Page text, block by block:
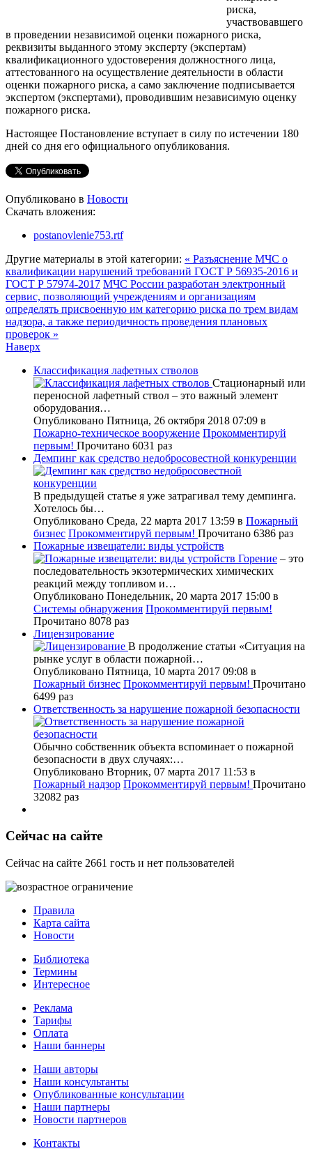
риска,
участвовавшего
в проведении независимой оценки пожарного риска,
реквизиты выданного этому эксперту (экспертам)
квалификационного удостоверения должностного лица,
аттестованного на осуществление деятельности в области
оценки пожарного риска, а само заключение подписывается
экспертом (экспертами), проводившим независимую оценку
пожарного риска.
Настоящее Постановление вступает в силу по истечении 180
дней со дня его официального опубликования.
Опубликовано в Новости
Скачать вложения:
postanovlenie753.rtf
Другие материалы в этой категории: « Разъяснение МЧС о
квалификации нарушений требований ГОСТ Р 56935-2016 и
ГОСТ Р 57974-2017 МЧС России разработан электронный
сервис, позволяющий учреждениям и организациям
определять присвоенную им категорию риска по трем видам
надзора, а также периодичность проведения плановых
проверок »
Наверх
Классификация лафетных стволов
Стационарный или
переносной лафетный ствол – это важный элемент
оборудования…
Опубликовано Пятница, 26 октября 2018 07:09 в
Пожарно-техническое вооружение Прокомментируй
первым! Прочитано 6031 раз
Демпинг как средство недобросовестной конкуренции
В предыдущей статье я уже затрагивал тему демпинга.
Хотелось бы…
Опубликовано Среда, 22 марта 2017 13:59 в Пожарный
бизнес Прокомментируй первым! Прочитано 6386 раз
Пожарные извещатели: виды устройств
Горение – это
последовательность экзотермических химических
реакций между топливом и…
Опубликовано Понедельник, 20 марта 2017 15:00 в
Системы обнаружения Прокомментируй первым!
Прочитано 8078 раз
Лицензирование
В продолжение статьи «Ситуация на
рынке услуг в области пожарной…
Опубликовано Пятница, 10 марта 2017 09:08 в
Пожарный бизнес Прокомментируй первым! Прочитано
6499 раз
Ответственность за нарушение пожарной безопасности
Обычно собственник объекта вспоминает о пожарной
безопасности в двух случаях:…
Опубликовано Вторник, 07 марта 2017 11:53 в
Пожарный надзор Прокомментируй первым! Прочитано
32082 раз
Сейчас на сайте
Сейчас на сайте 2661 гость и нет пользователей
Правила
Карта сайта
Новости
Библиотека
Термины
Интересное
Реклама
Тарифы
Оплата
Наши баннеры
Наши авторы
Наши консультанты
Опубликованные консультации
Наши партнеры
Новости партнеров
Контакты